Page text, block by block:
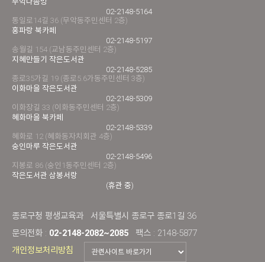
02-2148-5164
통일로14길 36 (무악동주민센터 2층)
홍파랑 북카페
02-2148-5197
송월길 154 (교남동주민센터 2층)
지혜만들기 작은도서관
02-2148-5285
종로35가길 19 (종로5.6가동주민센터 3층)
이화마을 작은도서관
02-2148-5309
이화장길 33 (이화동주민센터 2층)
혜화마을 북카페
02-2148-5339
혜화로 12 (혜화동자치회관 4층)
숭인마루 작은도서관
02-2148-5496
지봉로 86 (숭인1동주민센터 2층)
작은도서관 삼봉서랑
(휴관 중)
종로구청 평생교육과
서울특별시 종로구 종로1길 36
문의전화 : 02-2148-2082~2085
팩스 : 2148-5877
개인정보처리방침